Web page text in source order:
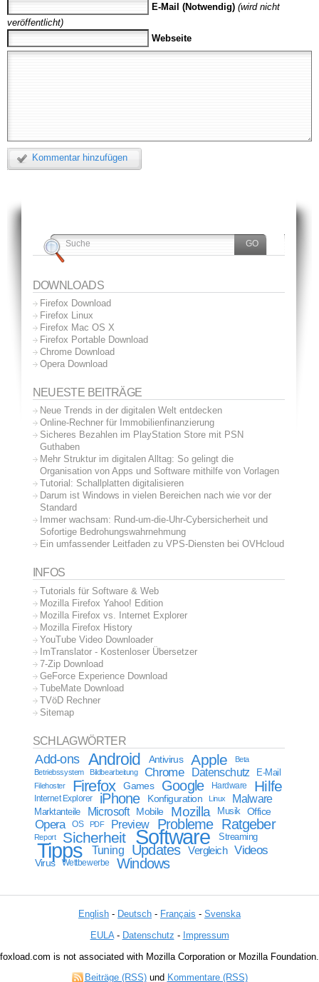
E-Mail (Notwendig) (wird nicht
veröffentlicht)
Webseite
Kommentar hinzufügen
DOWNLOADS
Firefox Download
Firefox Linux
Firefox Mac OS X
Firefox Portable Download
Chrome Download
Opera Download
NEUESTE BEITRÄGE
Neue Trends in der digitalen Welt entdecken
Online-Rechner für Immobilienfinanzierung
Sicheres Bezahlen im PlayStation Store mit PSN
Guthaben
Mehr Struktur im digitalen Alltag: So gelingt die
Organisation von Apps und Software mithilfe von Vorlagen
Tutorial: Schallplatten digitalisieren
Darum ist Windows in vielen Bereichen nach wie vor der
Standard
Immer wachsam: Rund-um-die-Uhr-Cybersicherheit und
Sofortige Bedrohungswahrnehmung
Ein umfassender Leitfaden zu VPS-Diensten bei OVHcloud
INFOS
Tutorials für Software & Web
Mozilla Firefox Yahoo! Edition
Mozilla Firefox vs. Internet Explorer
Mozilla Firefox History
YouTube Video Downloader
ImTranslator - Kostenloser Übersetzer
7-Zip Download
GeForce Experience Download
TubeMate Download
TVöD Rechner
Sitemap
SCHLAGWÖRTER
Add-ons Android Antivirus Apple
Beta
Betriebssystem
Bildbearbeitung Chrome Datenschutz E-Mail
Filehoster Firefox Games Google Hardware Hilfe
Internet Explorer iPhone Konfiguration Linux Malware
Marktanteile Microsoft Mobile Mozilla Musik Office
Opera OS PDF Preview Probleme Ratgeber
Report Sicherheit Software Streaming
Tipps Tuning Updates Vergleich Videos
Virus Wettbewerbe Windows
English - Deutsch - Français - Svenska
EULA- Datenschutz - Impressum
foxload.com is not associated with Mozilla Corporation or Mozilla Foundation.
Beiträge (RSS)und Kommentare (RSS)